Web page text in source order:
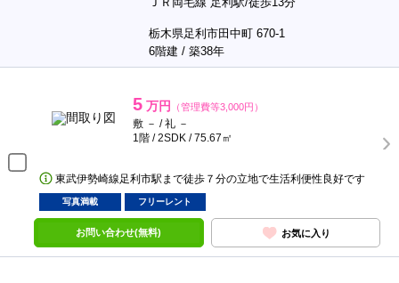
栃木県足利市田中町 670-1
6階建 / 築38年
5 万円 （管理費等3,000円）
敷 － / 礼 －
1階 / 2SDK / 75.67㎡
東武伊勢崎線足利市駅まで徒歩７分の立地で生活利便性良好です
写真満載 フリーレント
お問い合わせ(無料) お気に入り